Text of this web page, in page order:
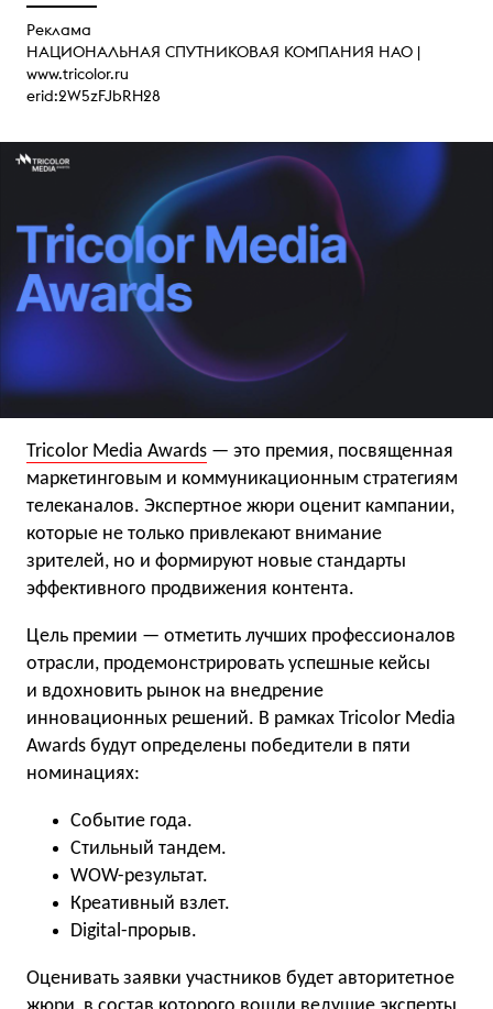
Реклама
НАЦИОНАЛЬНАЯ СПУТНИКОВАЯ КОМПАНИЯ НАО |
www.tricolor.ru
erid:2W5zFJbRH28
Tricolor Media Awards — это премия, посвященная
маркетинговым и коммуникационным стратегиям
телеканалов. Экспертное жюри оценит кампании,
которые не только привлекают внимание
зрителей, но и формируют новые стандарты
эффективного продвижения контента.
Цель премии — отметить лучших профессионалов
отрасли, продемонстрировать успешные кейсы
и вдохновить рынок на внедрение
инновационных решений. В рамках Tricolor Media
Awards будут определены победители в пяти
номинациях:
Событие года.
Стильный тандем.
WOW-результат.
Креативный взлет.
Digital-прорыв.
Оценивать заявки участников будет авторитетное